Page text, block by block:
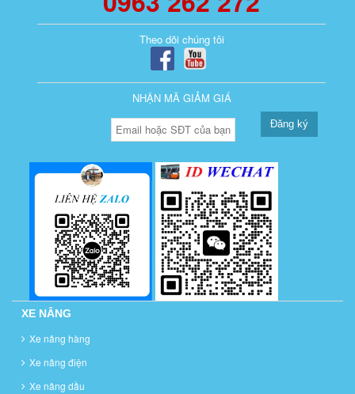
Theo dõi chúng tôi
NHẬN MÃ GIẢM GIÁ
Đăng ký
XE NÂNG
Xe nâng hàng
Xe nâng điện
Xe nâng dầu